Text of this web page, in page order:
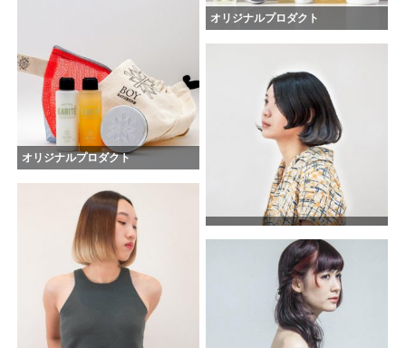
オリジナルプロダクト
オリジナルプロダクト